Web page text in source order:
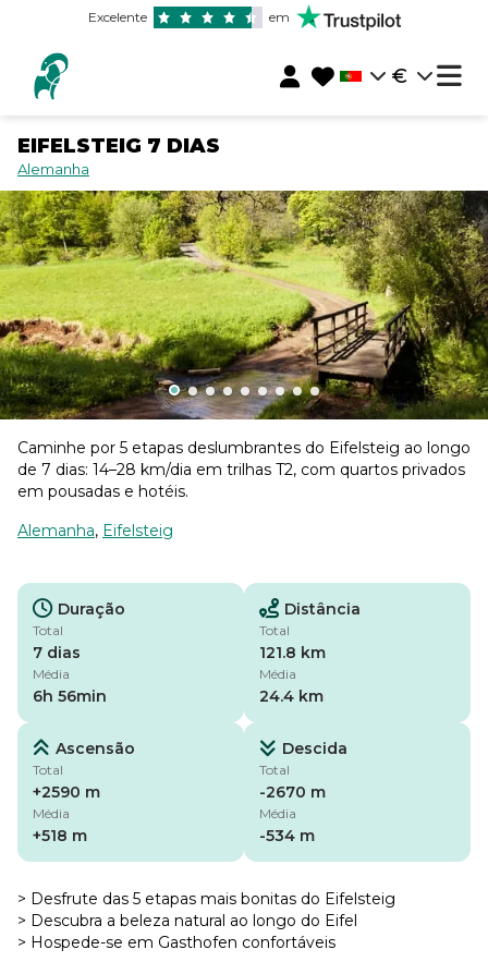
Excelente em
€
EIFELSTEIG 7 DIAS
Alemanha
Caminhe por 5 etapas deslumbrantes do Eifelsteig ao longo
de 7 dias: 14–28 km/dia em trilhas T2, com quartos privados
em pousadas e hotéis.
Alemanha, Eifelsteig
Duração
Total
7 dias
Média
6h 56min
Distância
Total
121.8 km
Média
24.4 km
Ascensão
Total
+2590 m
Média
+518 m
Descida
Total
-2670 m
Média
-534 m
> Desfrute das 5 etapas mais bonitas do Eifelsteig
> Descubra a beleza natural ao longo do Eifel
> Hospede-se em Gasthofen confortáveis